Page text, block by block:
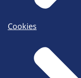
Cookies